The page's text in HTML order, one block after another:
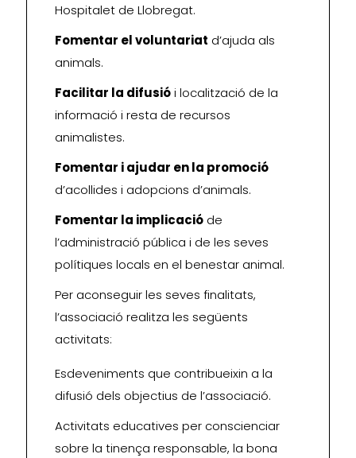
Hospitalet de Llobregat.
Fomentar el voluntariat d’ajuda als
animals.
Facilitar la difusiói localització de la
informació i resta de recursos
animalistes.
Fomentar i ajudar en la promoció
d’acollides i adopcions d’animals.
Fomentar la implicació de
l’administració pública i de les seves
polítiques locals en el benestar animal.
Per aconseguir les seves finalitats,
l’associació realitza les següents
activitats:
Esdeveniments que contribueixin a la
difusió dels objectius de l’associació.
Activitats educatives per conscienciar
sobre la tinença responsable, la bona